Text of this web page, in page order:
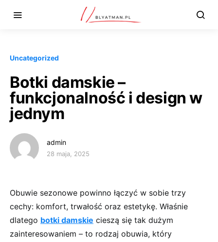
Uncategorized
Botki damskie –
funkcjonalność i design w
jednym
admin
28 maja, 2025
Obuwie sezonowe powinno łączyć w sobie trzy
cechy: komfort, trwałość oraz estetykę. Właśnie
dlatego botki damskie cieszą się tak dużym
zainteresowaniem – to rodzaj obuwia, który